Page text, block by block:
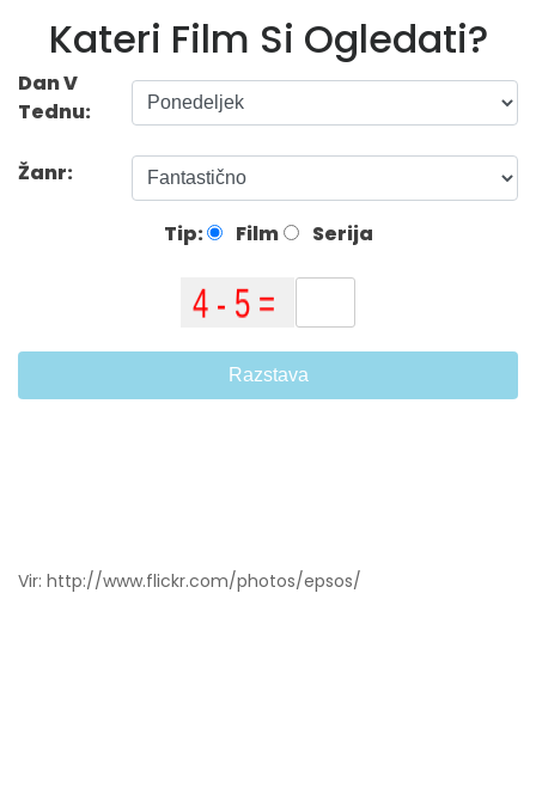
Kateri Film Si Ogledati?
Dan V
Tednu:
Žanr:
Tip: Film Serija
Razstava
Vir: http://www.flickr.com/photos/epsos/